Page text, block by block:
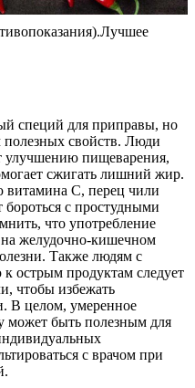
специй для приправы, но
свойств. Люди
улучшению пищеварения,
сжигать лишний жир.
витамина С, перец чили
с простудными
что употребление
на желудочно-кишечном
Также людям с
острым продуктам следует
чтобы избежать
В целом, умеренное
может быть полезным для
с врачом при